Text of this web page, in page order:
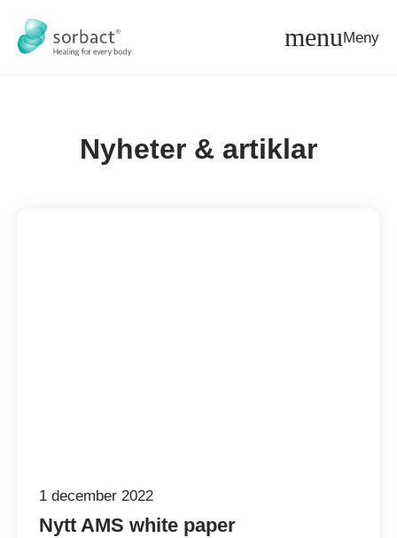
Meny
Nyheter & artiklar
1 december 2022
Nytt AMS white paper